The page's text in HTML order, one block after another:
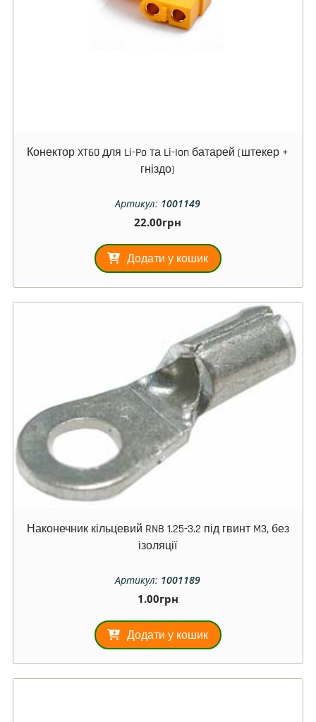
Конектор XT60 для Li-Po та Li-Ion батарей (штекер +
гніздо)
Артикул: 1001149
22.00грн
Додати у кошик
Наконечник кільцевий RNB 1.25-3.2 під гвинт M3, без
ізоляції
Артикул: 1001189
1.00грн
Додати у кошик